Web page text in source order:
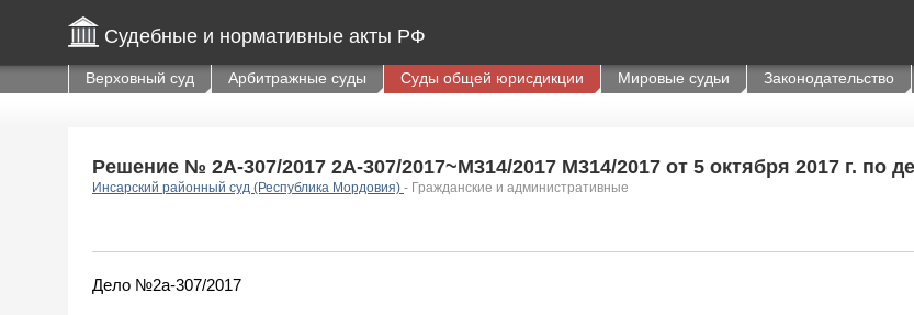
Судебные и нормативные акты РФ
Верховный суд Арбитражные суды Суды общей юрисдикции Мировые судьи Законодательство
Решение № 2А-307/2017 2А-307/2017~М314/2017 М314/2017 от 5 октября 2017 г. по
Инсарский районный суд (Республика Мордовия) - Гражданские и административные
Дело №2а-307/2017